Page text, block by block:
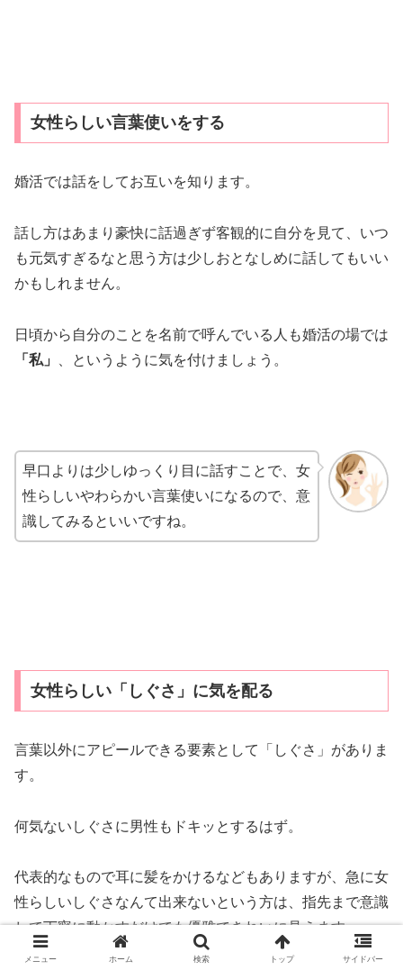
女性らしい言葉使いをする
婚活では話をしてお互いを知ります。
話し方はあまり豪快に話過ぎず客観的に自分を見て、いつ
も元気すぎるなと思う方は少しおとなしめに話してもいい
かもしれません。
日頃から自分のことを名前で呼んでいる人も婚活の場では
「私」
、というように気を付けましょう。
早口よりは少しゆっくり目に話すことで、女
性らしいやわらかい言葉使いになるので、意
識してみるといいですね。
女性らしい「しぐさ」に気を配る
言葉以外にアピールできる要素として「しぐさ」がありま
す。
何気ないしぐさに男性もドキッとするはず。
代表的なもので耳に髪をかけるなどもありますが、急に女
性らしいしぐさなんて出来ないという方は、指先まで意識
して丁寧に動かすだけでも優雅できれいに見えます。
メニュー ホーム 検索 トップ サイドバー